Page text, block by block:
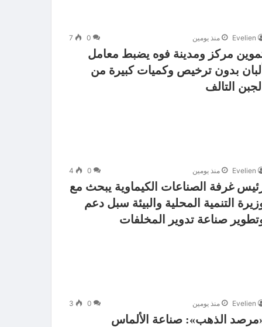
Evelien منذ يومين 0
7
مركز ومدينة فوه يضبط معامل
ألبان بدون ترخيص وكميات كبيرة من
الجبن التالف
Evelien منذ يومين 0
4
غرفة الصناعات الكيماوية يبحث مع
التنمية المحلية والبيئة سبل دعم
صناعة تدوير المخلفات
Evelien منذ يومين 0
3
الذهب»: صناعة الألماس